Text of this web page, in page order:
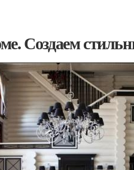
Создаем